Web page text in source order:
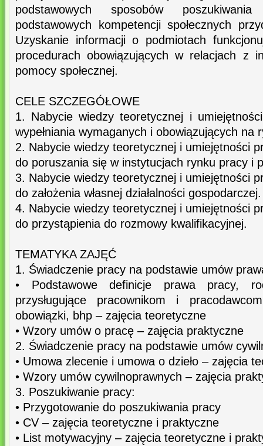
podstawowych sposobów
podstawowych kompetencji społecznych
Uzyskanie informacji o podmiotach
procedurach obowiązujących w relacjach z
pomocy społecznej.
CELE SZCZEGÓŁOWE
1. Nabycie wiedzy teoretycznej i
wypełniania wymaganych i obowiązujących na
2. Nabycie wiedzy teoretycznej i umiejętności
do poruszania się w instytucjach rynku pracy i
3. Nabycie wiedzy teoretycznej i umiejętności
do założenia własnej działalności gospodarczej.
4. Nabycie wiedzy teoretycznej i umiejętności
do przystąpienia do rozmowy kwalifikacyjnej.
TEMATYKA ZAJĘĆ
1. Świadczenie pracy na podstawie umów
• Podstawowe definicje prawa pracy,
przysługujące pracownikom i
obowiązki, bhp – zajęcia teoretyczne
• Wzory umów o pracę – zajęcia praktyczne
2. Świadczenie pracy na podstawie umów
• Umowa zlecenie i umowa o dzieło – zajęcia
• Wzory umów cywilnoprawnych – zajęcia
3. Poszukiwanie pracy:
• Przygotowanie do poszukiwania pracy
• CV – zajęcia teoretyczne i praktyczne
• List motywacyjny – zajęcia teoretyczne i